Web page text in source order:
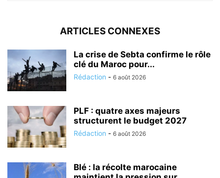
ARTICLES CONNEXES
La crise de Sebta confirme le rôle
clé du Maroc pour...
Rédaction - 6 août 2026
PLF : quatre axes majeurs
structurent le budget 2027
Rédaction - 6 août 2026
Blé : la récolte marocaine